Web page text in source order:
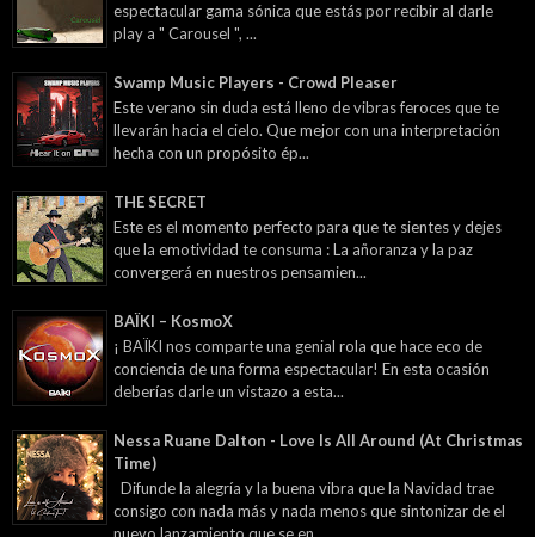
espectacular gama sónica que estás por recibir al darle
play a " Carousel ", ...
Swamp Music Players - Crowd Pleaser
Este verano sin duda está lleno de vibras feroces que te
llevarán hacia el cielo. Que mejor con una interpretación
hecha con un propósito ép...
THE SECRET
Este es el momento perfecto para que te sientes y dejes
que la emotividad te consuma : La añoranza y la paz
convergerá en nuestros pensamien...
BAÏKI – KosmoX
¡ BAÏKI nos comparte una genial rola que hace eco de
conciencia de una forma espectacular! En esta ocasión
deberías darle un vistazo a esta...
Nessa Ruane Dalton - Love Is All Around (At Christmas
Time)
Difunde la alegría y la buena vibra que la Navidad trae
consigo con nada más y nada menos que sintonizar de el